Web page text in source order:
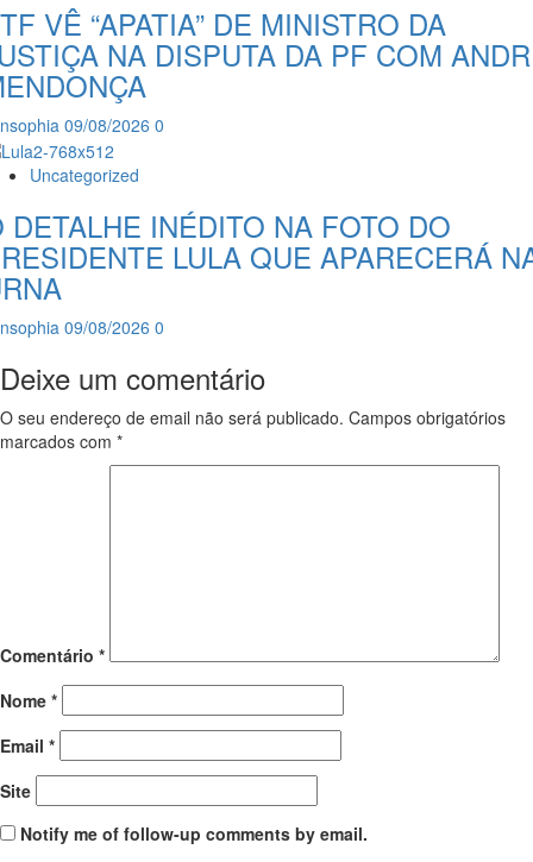
VÊ “APATIA” DE MINISTRO DA
NA DISPUTA DA PF COM
09/08/2026 0
Uncategorized
DETALHE INÉDITO NA FOTO DO
LULA QUE APARECERÁ
09/08/2026 0
Deixe um comentário
O seu endereço de email não será publicado. Campos obrigatórios
marcados com *
Comentário *
Nome *
Email *
Site
Notify me of follow-up comments by email.